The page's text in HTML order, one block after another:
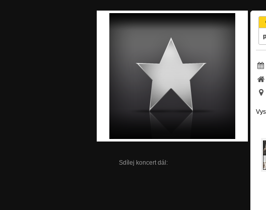
Sdílej koncert dál: